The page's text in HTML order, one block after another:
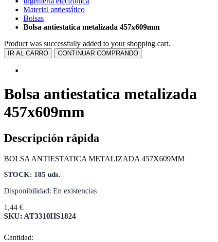
Material antiestático
Bolsas
Bolsa antiestatica metalizada 457x609mm
Product was successfully added to your shopping cart.
IR AL CARRO CONTINUAR COMPRANDO
Bolsa antiestatica metalizada
457x609mm
Descripción rápida
BOLSA ANTIESTATICA METALIZADA 457X609MM
STOCK: 185 uds.
Disponibilidad: En existencias
1,44 €
SKU: AT3310HS1824
Cantidad: